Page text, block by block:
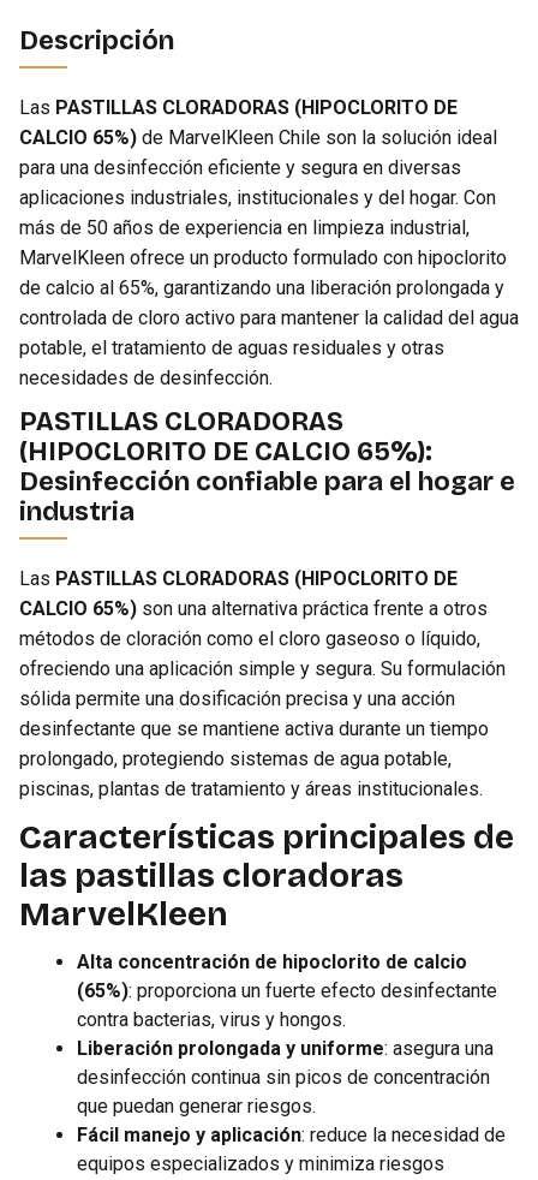
Descripción
Las PASTILLAS CLORADORAS (HIPOCLORITO DE
CALCIO 65%) de MarvelKleen Chile son la solución ideal
para una desinfección eficiente y segura en diversas
aplicaciones industriales, institucionales y del hogar. Con
más de 50 años de experiencia en limpieza industrial,
MarvelKleen ofrece un producto formulado con hipoclorito
de calcio al 65%, garantizando una liberación prolongada y
controlada de cloro activo para mantener la calidad del agua
potable, el tratamiento de aguas residuales y otras
necesidades de desinfección.
PASTILLAS CLORADORAS
(HIPOCLORITO DE CALCIO 65%):
Desinfección confiable para el hogar e
industria
Las PASTILLAS CLORADORAS (HIPOCLORITO DE
CALCIO 65%) son una alternativa práctica frente a otros
métodos de cloración como el cloro gaseoso o líquido,
ofreciendo una aplicación simple y segura. Su formulación
sólida permite una dosificación precisa y una acción
desinfectante que se mantiene activa durante un tiempo
prolongado, protegiendo sistemas de agua potable,
piscinas, plantas de tratamiento y áreas institucionales.
Características principales de
las pastillas cloradoras
MarvelKleen
Alta concentración de hipoclorito de calcio
(65%): proporciona un fuerte efecto desinfectante
contra bacterias, virus y hongos.
Liberación prolongada y uniforme: asegura una
desinfección continua sin picos de concentración
que puedan generar riesgos.
Fácil manejo y aplicación: reduce la necesidad de
equipos especializados y minimiza riesgos